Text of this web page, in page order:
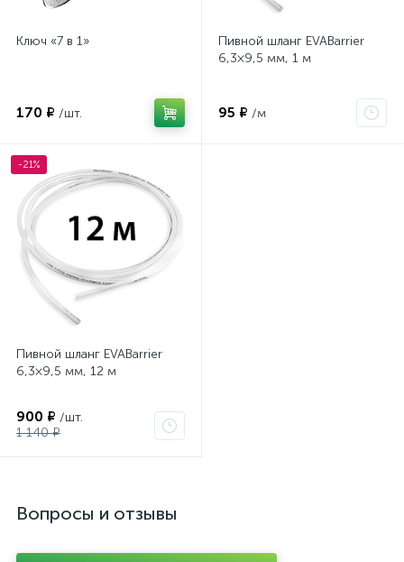
Ключ «7 в 1»
170 ₽ /шт.
Пивной шланг EVABarrier
6,3×9,5 мм, 1 м
95 ₽ /м
-21%
Пивной шланг EVABarrier
6,3×9,5 мм, 12 м
900 ₽ /шт.
1 140 ₽
Вопросы и отзывы